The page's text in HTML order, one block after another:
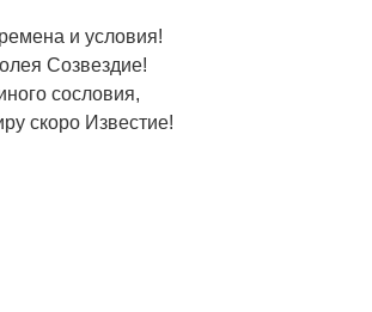
и условия!
Созвездие!
сословия,
скоро Известие!